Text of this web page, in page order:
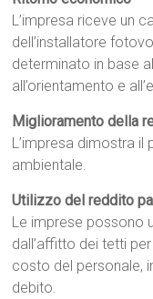
L’impresa riceve un
dell’installatore
determinato in base
all’orientamento e
Miglioramento della
L’impresa dimostra
ambientale.
Utilizzo del reddito
Le imprese possono
dall’affitto dei tetti
costo del personale,
debito.